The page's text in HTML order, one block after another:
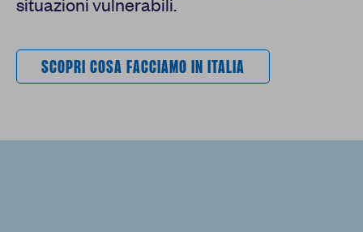
situazioni vulnerabili.
SCOPRI COSA FACCIAMO IN ITALIA